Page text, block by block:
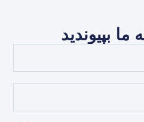
ما بپیوندید